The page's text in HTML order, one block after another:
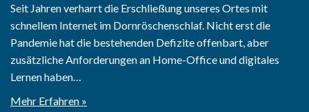
Seit Jahren verharrt die Erschließung unseres Ortes mit
schnellem Internet im Dornröschenschlaf. Nicht erst die
Pandemie hat die bestehenden Defizite offenbart, aber
zusätzliche Anforderungen an Home-Office und digitales
Lernen haben…
Mehr Erfahren »